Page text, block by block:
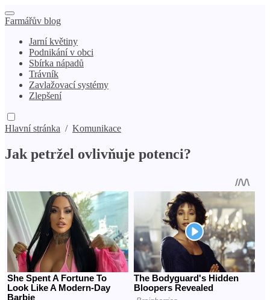
Farmářův blog
Jarní květiny
Podnikání v obci
Sbírka nápadů
Trávník
Zavlažovací systémy
Zlepšení
Hlavní stránka / Komunikace
Jak petržel ovlivňuje potenci?